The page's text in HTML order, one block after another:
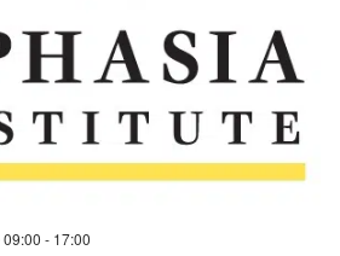
- 17:00